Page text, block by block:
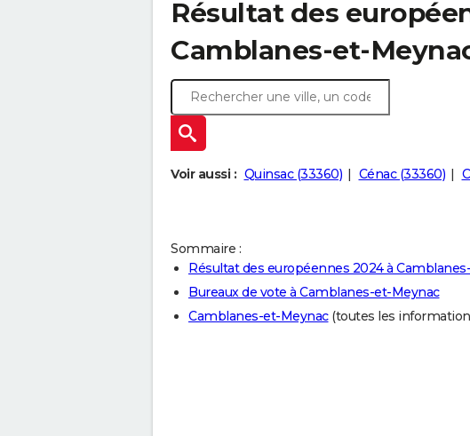
Résultat des
Camblanes-et-
Voir aussi : Quinsac (33360) Cénac (33360)
Sommaire :
Résultat des européennes 2024 à
Bureaux de vote à Camblanes-et-Meynac
Camblanes-et-Meynac(toutes les